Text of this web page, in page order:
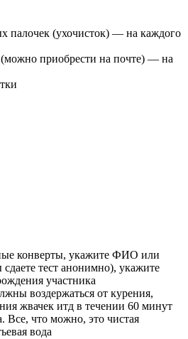
палочек (ухочисток) — на каждого
приобрести на почте) — на
конверты, укажите ФИО или
тест анонимно), укажите
участника
воздержаться от курения,
жвачек итд в течении 60 минут
Все, что можно, это чистая
вода